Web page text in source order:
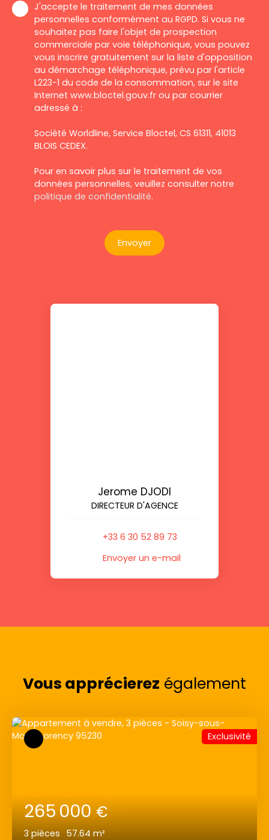
J'accepte le traitement de mes données
personnelles conformément au RGPD. Si vous ne
souhaitez pas faire l'objet de prospection
commerciale par voie téléphonique, vous pouvez
vous inscrire gratuitement sur la liste d'opposition
au démarchage téléphonique, prévu par l'article
L223-1 du code de la consommation, sur le site
Internet www.bloctel.gouv.fr ou par courrier
adressé à :
Société Worldline, Service Bloctel, CS 61311, 41013
BLOIS CEDEX.
Pour en savoir plus sur le traitement de vos
données personnelles, veuillez consulter notre
politique de confidentialité.
Envoyer
Jerome DJODI
DIRECTEUR D'AGENCE
+33 6 30 52 89 73
Envoyer un e-mail
Vous apprécierez également
265 000€
3 pièces 57.64 m²
Exclusivité